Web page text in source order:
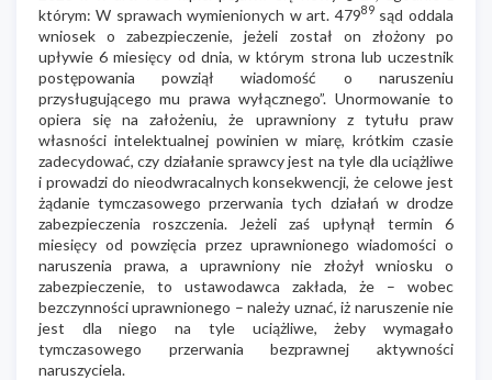
którym: W sprawach wymienionych w art. 47989sąd oddala
wniosek o zabezpieczenie, jeżeli został on złożony po
upływie 6 miesięcy od dnia, w którym strona lub uczestnik
postępowania powziął wiadomość o naruszeniu
przysługującego mu prawa wyłącznego”. Unormowanie to
opiera się na założeniu, że uprawniony z tytułu praw
własności intelektualnej powinien w miarę, krótkim czasie
zadecydować, czy działanie sprawcy jest na tyle dla uciążliwe
i prowadzi do nieodwracalnych konsekwencji, że celowe jest
żądanie tymczasowego przerwania tych działań w drodze
zabezpieczenia roszczenia. Jeżeli zaś upłynął termin 6
miesięcy od powzięcia przez uprawnionego wiadomości o
naruszenia prawa, a uprawniony nie złożył wniosku o
zabezpieczenie, to ustawodawca zakłada, że – wobec
bezczynności uprawnionego – należy uznać, iż naruszenie nie
jest dla niego na tyle uciążliwe, żeby wymagało
tymczasowego przerwania bezprawnej aktywności
naruszyciela.